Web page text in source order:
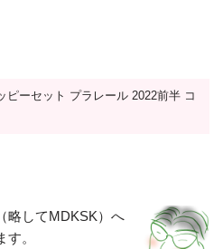
ピーセット プラレール 2022前半 コ
略してMDKSK）へ
。